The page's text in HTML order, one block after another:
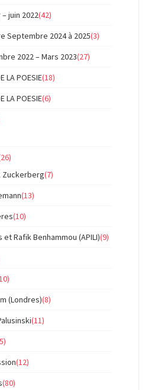
juin 2022(42)
Septembre 2024 à 2025(3)
2022 – Mars 2023(27)
LA POESIE(18)
LA POESIE(6)
Zuckerberg(7)
(13)
(10)
et Rafik Benhammou (APILI)(9)
(Londres)(8)
(11)
(12)
(80)